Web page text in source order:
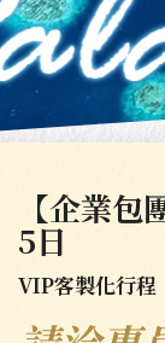
【企業
5日
VIP客製化行程